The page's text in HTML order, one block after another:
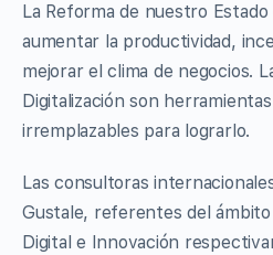
La Reforma de nuestro
aumentar la productividad,
mejorar el clima de negocios.
Digitalización son
irremplazables para lograrlo.
Las consultoras
Gustale, referentes del
Digital e Innovación